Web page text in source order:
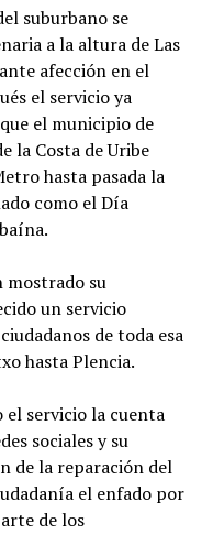
suburbano se
a la altura de Las
afección en el
el servicio ya
el municipio de
la Costa de Uribe
hasta pasada la
como el Día
mostrado su
un servicio
de toda esa
hasta Plencia.
el servicio la cuenta
sociales y su
de la reparación del
el enfado por
de los